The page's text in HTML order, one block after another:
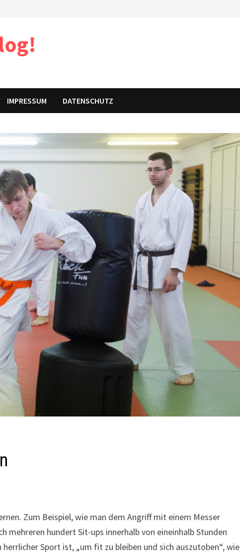
IMPRESSUM DATENSCHUTZ
Zum Beispiel, wie man dem Angriff mit einem Messer
mehreren hundert Sit-ups innerhalb von eineinhalb Stunden
Sport ist, „um fit zu bleiben und sich auszutoben“, wie